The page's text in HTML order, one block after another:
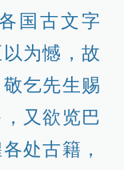
国古文字
为憾，故
乞先生赐
又欲览巴
处古籍，